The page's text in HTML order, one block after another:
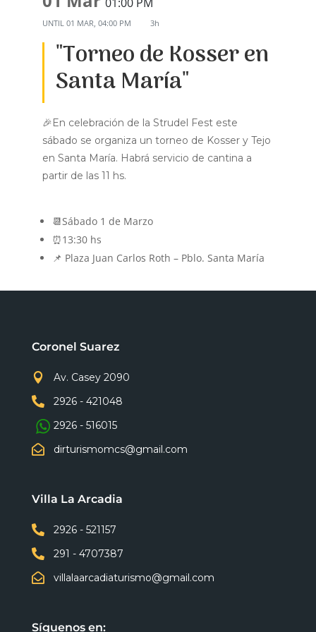
UNTIL 01 MAR, 04:00 PM 3h
"Torneo de Kosser en
Santa María"
🎉En celebración de la Strudel Fest este
sábado se organiza un torneo de Kosser y Tejo
en Santa María. Habrá servicio de cantina a
partir de las 11 hs.
📆Sábado 1 de Marzo
⏰13:30 hs
📌 Plaza Juan Carlos Roth – Pblo. Santa María
Coronel Suarez

Av. Casey 2090

2926 - 421048
2926 - 516015

dirturismomcs@gmail.com
Villa La Arcadia

2926 - 521157

291 - 4707387

villalaarcadiaturismo@gmail.com
Síguenos en: